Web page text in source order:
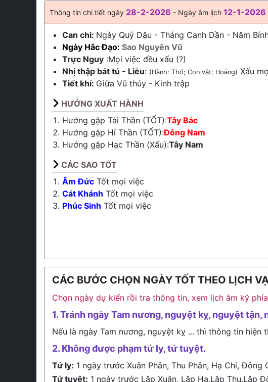
Thông tin chi tiết ngày 28-2-2026 - Ngày âm lịch 12-1-2026
Can chi: Ngày Quý Dậu - Tháng Canh Dần - Năm
Ngày Hắc Đạo: Sao Nguyên Vũ
Trực Nguy :Mọi việc đều xấu (?)
Nhị thập bát tú - Liễu: (Hành: Thổ; Con vật: Hoẵng) Xấu
Tiết khí: Giữa Vũ thủy - Kinh trập
HƯỚNG XUẤT HÀNH
Hướng gặp Tài Thần (TỐT):Tây Bắc
Hướng gặp Hỉ Thần (TỐT):Đông Nam
Hướng gặp Hạc Thần (Xấu):Tây Nam
CÁC SAO TỐT
Âm Đức Tốt mọi việc
Cát Khánh Tốt mọi việc
Phúc Sinh Tốt mọi việc
CÁC BƯỚC CHỌN NGÀY TỐT THEO LỊCH
Chọn ngày dự kiến rồi tra thông tin, xem lịch âm kỹ
1. Tránh ngày Tam nương, nguyệt kỵ, nguyệt
Nếu là ngày Tam nương, nguyệt kỵ ... thì thông tin hiện
2. Không được phạm tứ ly, tứ tuyệt.
Tứ ly: 1 ngày trước Xuân Phân, Thu Phân, Hạ Chí, Đông
Tứ tuyệt: 1 ngày trước Lập Xuân, Lập Hạ,Lập Thu,Lập